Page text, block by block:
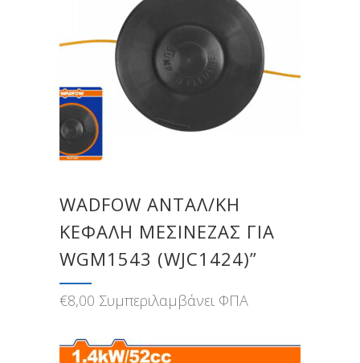
WADFOW ΑΝΤΑΛ/ΚΗ
ΚΕΦΑΛΗ ΜΕΣΙΝΕΖΑΣ ΓΙΑ
WGM1543 (WJC1424)”
€8,00 Συμπεριλαμβάνει ΦΠΑ